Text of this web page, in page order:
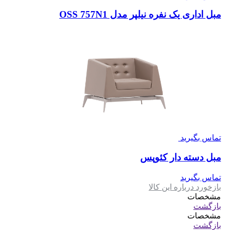
مبل اداری یک نفره نیلپر مدل OSS 757N1
تماس بگیرید
مبل دسته دار کئوپس
تماس بگیرید
بازخورد درباره این کالا
مشخصات
بازگشت
مشخصات
بازگشت